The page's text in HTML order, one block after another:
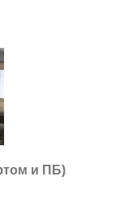
и ПБ)